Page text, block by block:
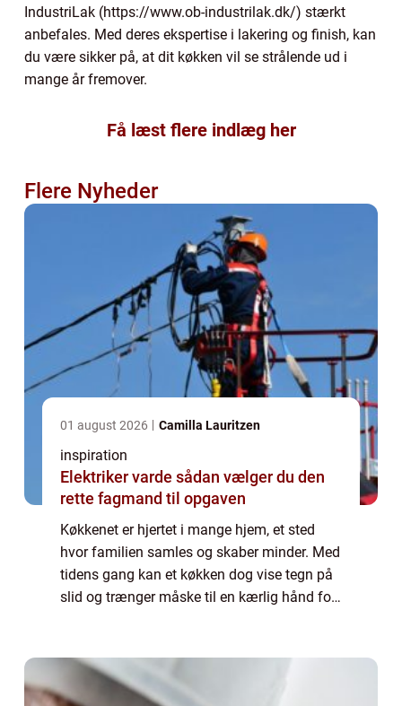
IndustriLak (https://www.ob-industrilak.dk/) stærkt
anbefales. Med deres ekspertise i lakering og finish, kan
du være sikker på, at dit køkken vil se strålende ud i
mange år fremover.
Få læst flere indlæg her
Flere Nyheder
01 august 2026 Camilla Lauritzen
inspiration
Elektriker varde sådan vælger du den
rette fagmand til opgaven
Køkkenet er hjertet i mange hjem, et sted
hvor familien samles og skaber minder. Med
tidens gang kan et køkken dog vise tegn på
slid og trænger måske til en kærlig hånd for